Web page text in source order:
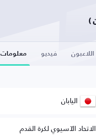
اللاعبون فيديو معلومات
اليابان
الاتحاد الآسيوي لكرة القدم